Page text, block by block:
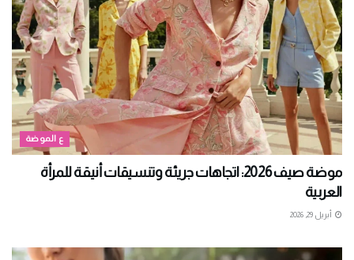
ع الموضة
موضة صيف 2026: اتجاهات جريئة وتنسيقات أنيقة للمرأة
العربية
أبريل 29, 2026